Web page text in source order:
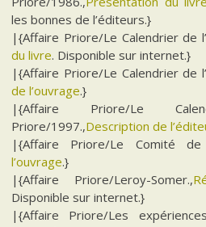
les bonnes de l’éditeurs.}
|{Affaire Priore/Le Calendrier de
du livre. Disponible sur internet.}
|{Affaire Priore/Le Calendrier de
de l’ouvrage.}
|{Affaire Priore/Le
Priore/1997.,Description de
|{Affaire Priore/Le Comité de
l’ouvrage.}
|{Affaire Priore/Leroy-Somer.,
Disponible sur internet.}
|{Affaire Priore/Les